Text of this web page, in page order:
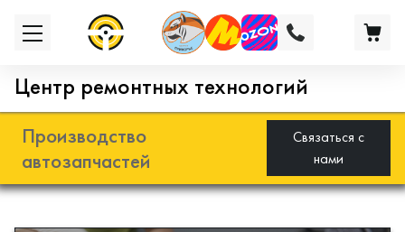
Центр ремонтных технологий
Производство
автозапчастей
Связаться с
нами